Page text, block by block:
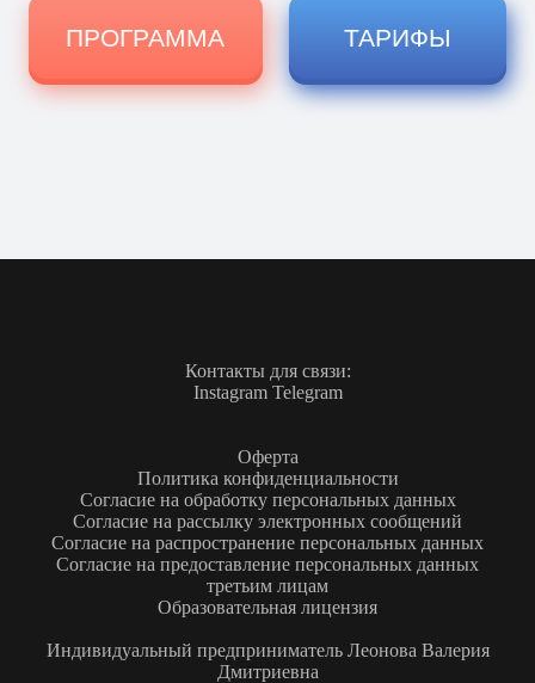
Контакты для связи:
Instagram Telegram
Оферта
Политика конфиденциальности
Согласие на обработку персональных данных
Согласие на рассылку электронных сообщений
Согласие на распространение персональных данных
Согласие на предоставление персональных данных
третьим лицам
Образовательная лицензия
Индивидуальный предприниматель Леонова Валерия
Дмитриевна